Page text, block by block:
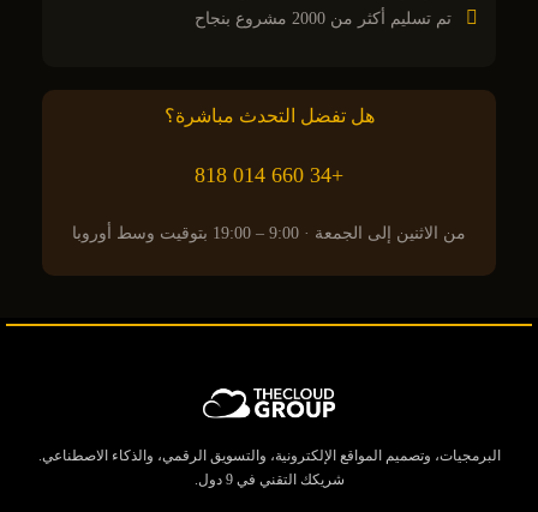
تم تسليم أكثر من 2000 مشروع بنجاح
هل تفضل التحدث مباشرة؟
+34 660 014 818
من الاثنين إلى الجمعة · 9:00 – 19:00 بتوقيت وسط أوروبا
البرمجيات، وتصميم المواقع الإلكترونية، والتسويق الرقمي، والذكاء الاصطناعي.
شريكك التقني في 9 دول.